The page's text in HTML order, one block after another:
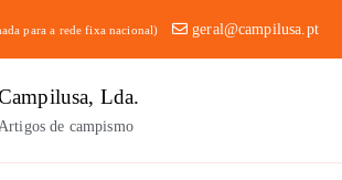
para a rede fixa nacional) geral@campilusa.pt
Lda.
Artigos de campismo